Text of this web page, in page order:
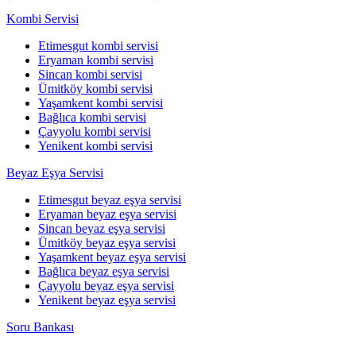
Kombi Servisi
Etimesgut kombi servisi
Eryaman kombi servisi
Sincan kombi servisi
Ümitköy kombi servisi
Yaşamkent kombi servisi
Bağlıca kombi servisi
Çayyolu kombi servisi
Yenikent kombi servisi
Beyaz Eşya Servisi
Etimesgut beyaz eşya servisi
Eryaman beyaz eşya servisi
Sincan beyaz eşya servisi
Ümitköy beyaz eşya servisi
Yaşamkent beyaz eşya servisi
Bağlıca beyaz eşya servisi
Çayyolu beyaz eşya servisi
Yenikent beyaz eşya servisi
Soru Bankası